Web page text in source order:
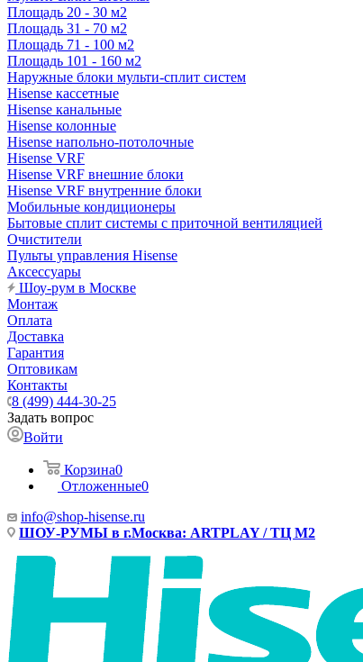
Площадь 20 - 30 м2
Площадь 31 - 70 м2
Площадь 71 - 100 м2
Площадь 101 - 160 м2
Наружные блоки мульти-сплит систем
Hisense кассетные
Hisense канальные
Hisense колонные
Hisense напольно-потолочные
Hisense VRF
Hisense VRF внешние блоки
Hisense VRF внутренние блоки
Мобильные кондиционеры
Бытовые сплит системы с приточной вентиляцией
Очистители
Пульты управления Hisense
Аксессуары
Шоу-рум в Москве
Монтаж
Оплата
Доставка
Гарантия
Оптовикам
Контакты
8 (499) 444-30-25
Задать вопрос
Войти
Корзина0
Отложенные0
info@shop-hisense.ru
ШОУ-РУМЫ в г.Москва: ARTPLAY / ТЦ М2